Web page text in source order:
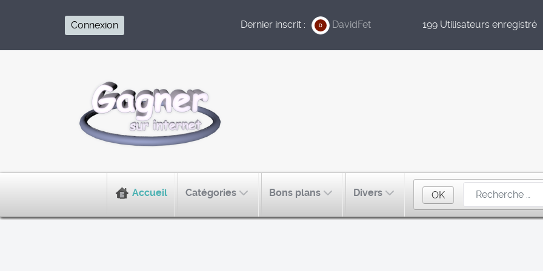
Connexion Dernier inscrit : D DavidFet 199 Utilisateurs enregistré
Accueil Catégories Bons plans Divers OK